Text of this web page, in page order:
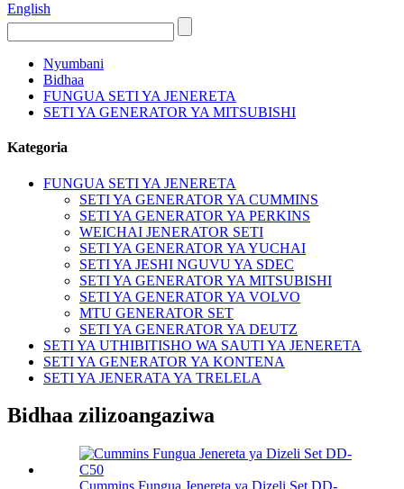
English
Nyumbani
Bidhaa
FUNGUA SETI YA JENERETA
SETI YA GENERATOR YA MITSUBISHI
Kategoria
FUNGUA SETI YA JENERETA
SETI YA GENERATOR YA CUMMINS
SETI YA GENERATOR YA PERKINS
WEICHAI JENERATOR SETI
SETI YA GENERATOR YA YUCHAI
SETI YA JESHI NGUVU YA SDEC
SETI YA GENERATOR YA MITSUBISHI
SETI YA GENERATOR YA VOLVO
MTU GENERATOR SET
SETI YA GENERATOR YA DEUTZ
SETI YA UTHIBITISHO WA SAUTI YA JENERETA
SETI YA GENERATOR YA KONTENA
SETI YA JENERATA YA TRELELA
Bidhaa zilizoangaziwa